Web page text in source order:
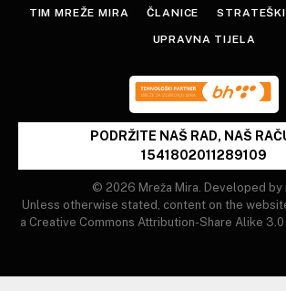
TIM MREŽE MIRA ČLANICE
UPRAVNA TIJELA
PODRŽITE NAŠ RAD, NAŠ
1541802011289109
© 2026 Mreža Mira. Developed by
Unless otherwise stated, content on the
a Creative Commons Attribution-Share Alike